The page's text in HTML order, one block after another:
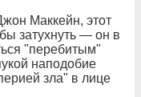
Маккейн, этот
затухнуть — он в
"перебитым"
наподобие
зла" в лице